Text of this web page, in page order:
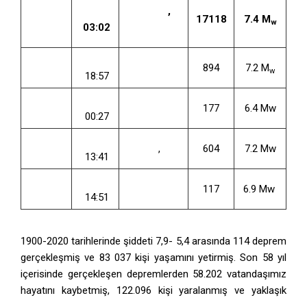
03:02
,
17118 7.4 Mw
18:57
894 7.2 Mw
00:27
177 6.4 Mw
13:41
, 604 7.2 Mw
14:51
117 6.9 Mw
1900-2020 tarihlerinde şiddeti 7,9- 5,4 arasında 114 deprem
gerçekleşmiş ve 83 037 kişi yaşamını yetirmiş. Son 58 yıl
içerisinde gerçekleşen depremlerden 58.202 vatandaşımız
hayatını kaybetmiş, 122.096 kişi yaralanmış ve yaklaşık